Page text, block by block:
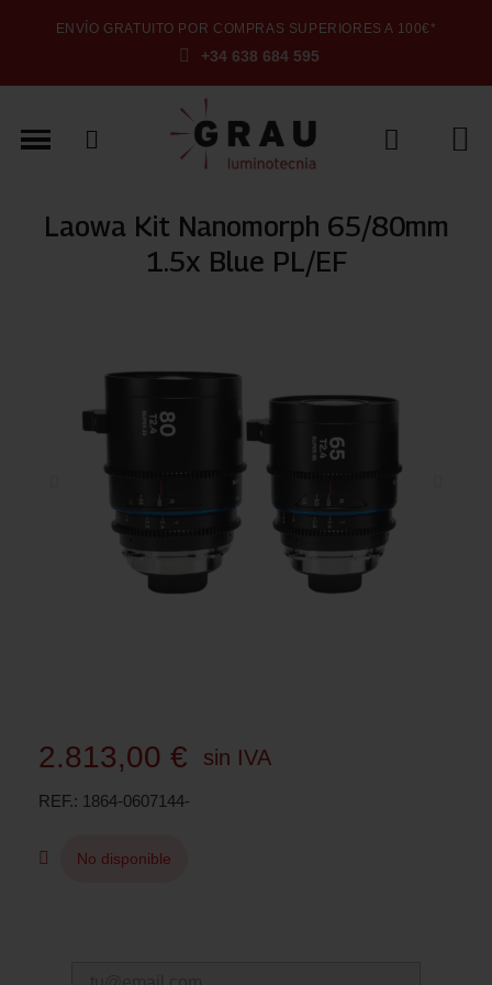
ENVÍO GRATUITO POR COMPRAS SUPERIORES A 100€*
+34 638 684 595
Laowa Kit Nanomorph 65/80mm
1.5x Blue PL/EF
2.813,00 € sin IVA
REF. 1864-0607144-
No disponible